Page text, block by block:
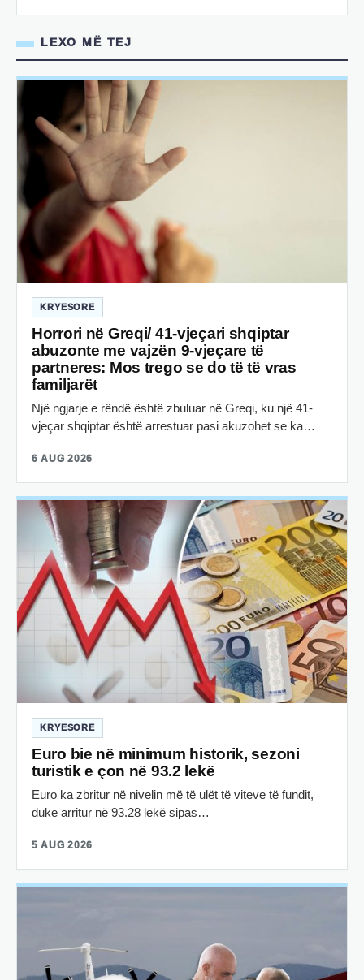
LEXO MË TEJ
KRYESORE
Horrori në Greqi/ 41-vjeçari shqiptar
abuzonte me vajzën 9-vjeçare të
partneres: Mos trego se do të të vras
familjarët
Një ngjarje e rëndë është zbuluar në Greqi, ku një 41-
vjeçar shqiptar është arrestuar pasi akuzohet se ka…
6 AUG 2026
KRYESORE
Euro bie në minimum historik, sezoni
turistik e çon në 93.2 lekë
Euro ka zbritur në nivelin më të ulët të viteve të fundit,
duke arritur në 93.28 lekë sipas…
5 AUG 2026